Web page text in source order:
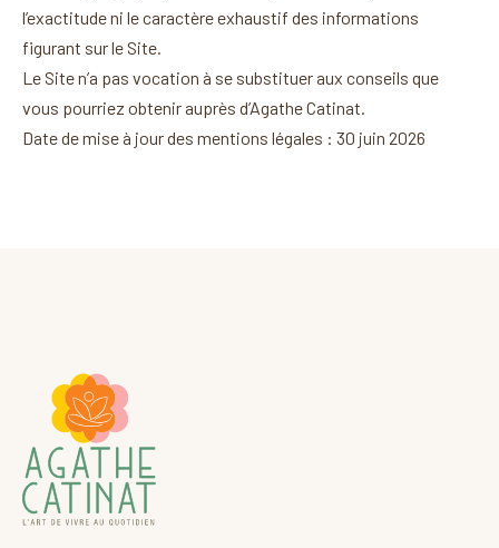
l’exactitude ni le caractère exhaustif des informations
figurant sur le Site.
Le Site n’a pas vocation à se substituer aux conseils que
vous pourriez obtenir auprès d’Agathe Catinat.
Date de mise à jour des mentions légales : 30 juin 2026